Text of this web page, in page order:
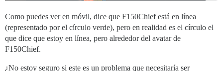
Como puedes ver en móvil, dice que F150Chief está en línea
(representado por el círculo verde), pero en realidad es el círculo el
que dice que estoy en línea, pero alrededor del avatar de
F150Chief.
¿No estoy seguro si este es un problema que necesitaría ser